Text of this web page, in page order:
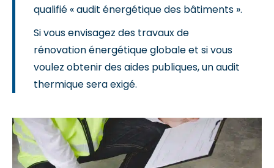
qualifié « audit énergétique des bâtiments ».
Si vous envisagez des travaux de
rénovation énergétique globale et si vous
voulez obtenir des aides publiques, un audit
thermique sera exigé.